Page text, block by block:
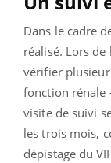
Dans le cadre
réalisé. Lors
vérifier
fonction rénale
visite de suivi
les trois mois,
dépistage du